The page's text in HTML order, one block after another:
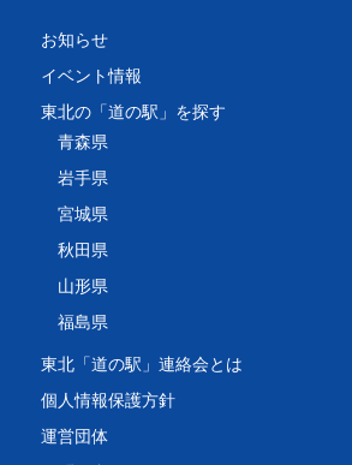
お知らせ
イベント情報
東北の「道の駅」を探す
青森県
岩手県
宮城県
秋田県
山形県
福島県
東北「道の駅」連絡会とは
個人情報保護方針
運営団体